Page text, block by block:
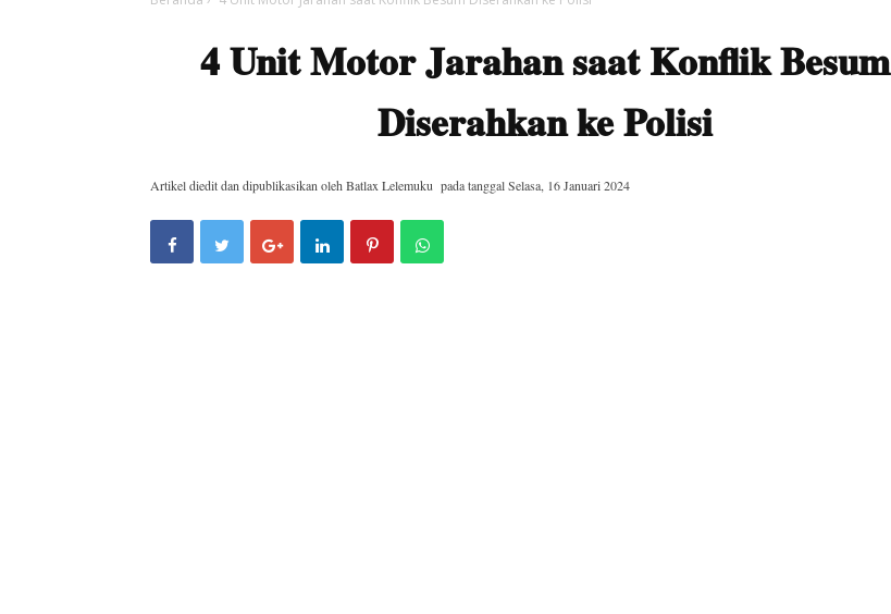
4 Unit Motor Jarahan saat Konflik Besum
Diserahkan ke Polisi
Artikel diedit dan dipublikasikan oleh Batlax Lelemuku pada tanggalSelasa, 16 Januari 2024